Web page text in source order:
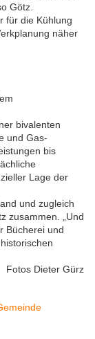
Götz.
für die Kühlung
näher
bivalenten
und Gas-
bis
Lage der
und zugleich
zusammen. „Und
Bücherei und
Fotos Dieter Gürz